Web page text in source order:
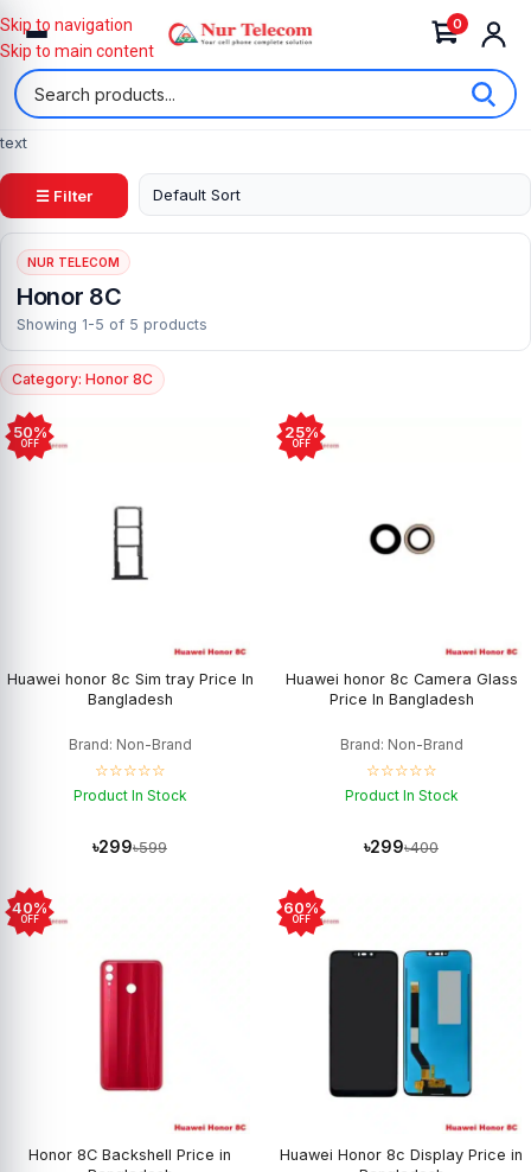
0
Skip to navigation
Skip to main content
text
☰ Filter
NUR TELECOM
Honor 8C
Showing 1-5 of 5 products
Category: Honor 8C
50%
OFF
Huawei honor 8c Sim tray Price In
Bangladesh
Brand: Non-Brand
☆☆☆☆☆
Product In Stock
৳299৳599
25%
OFF
Huawei honor 8c Camera Glass
Price In Bangladesh
Brand: Non-Brand
☆☆☆☆☆
Product In Stock
৳299৳400
40%
OFF
Honor 8C Backshell Price in
60%
OFF
Huawei Honor 8c Display Price in